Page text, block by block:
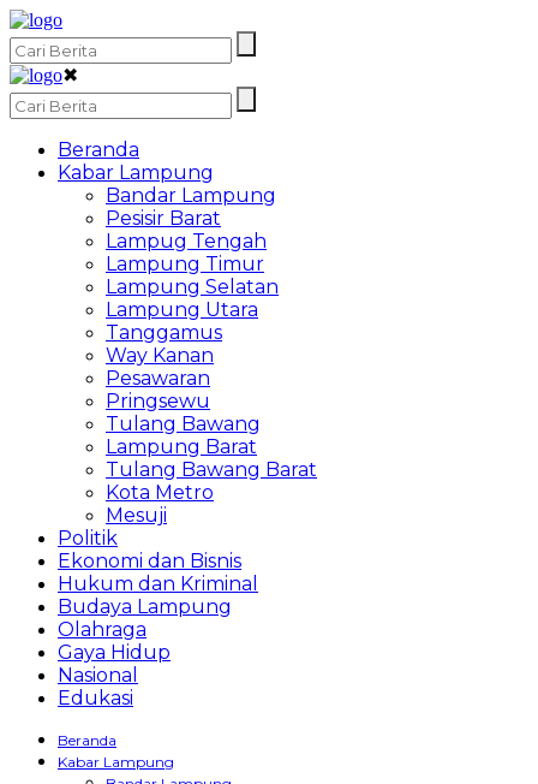
✖
Beranda
Kabar Lampung
Bandar Lampung
Pesisir Barat
Lampug Tengah
Lampung Timur
Lampung Selatan
Lampung Utara
Tanggamus
Way Kanan
Pesawaran
Pringsewu
Tulang Bawang
Lampung Barat
Tulang Bawang Barat
Kota Metro
Mesuji
Politik
Ekonomi dan Bisnis
Hukum dan Kriminal
Budaya Lampung
Olahraga
Gaya Hidup
Nasional
Edukasi
Beranda
Kabar Lampung